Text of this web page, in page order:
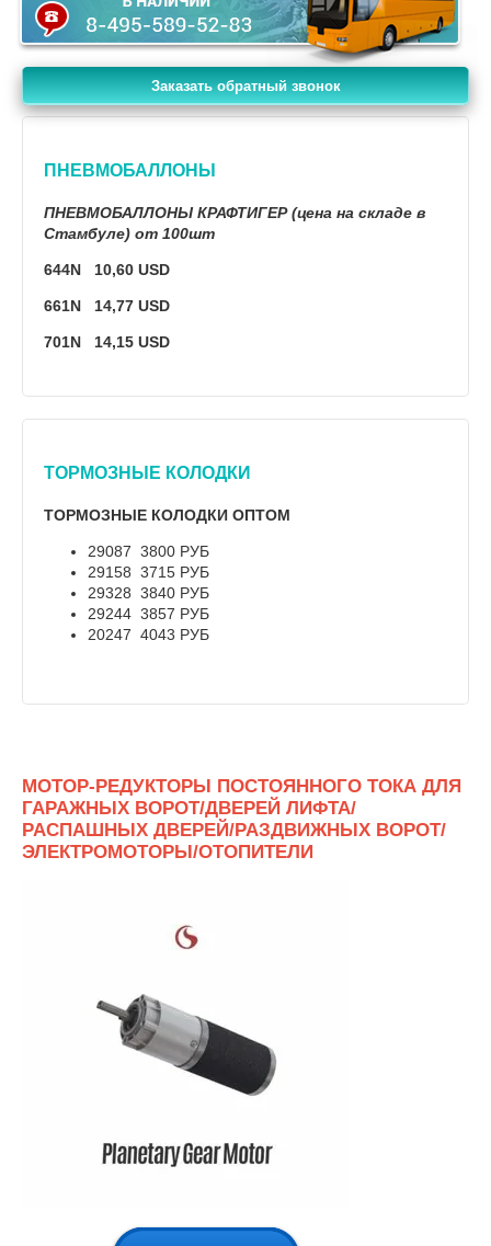
Заказать обратный звонок
ПНЕВМОБАЛЛОНЫ
ПНЕВМОБАЛЛОНЫ КРАФТИГЕР (цена на складе в
Стамбуле) от 100шт
644N 10,60 USD
661N 14,77 USD
701N 14,15 USD
ТОРМОЗНЫЕ КОЛОДКИ
ТОРМОЗНЫЕ КОЛОДКИ ОПТОМ
29087 3800 РУБ
29158 3715 РУБ
29328 3840 РУБ
29244 3857 РУБ
20247 4043 РУБ
МОТОР-РЕДУКТОРЫ ПОСТОЯННОГО ТОКА ДЛЯ
ГАРАЖНЫХ ВОРОТ/ДВЕРЕЙ ЛИФТА/
РАСПАШНЫХ ДВЕРЕЙ/РАЗДВИЖНЫХ ВОРОТ/
ЭЛЕКТРОМОТОРЫ/ОТОПИТЕЛИ